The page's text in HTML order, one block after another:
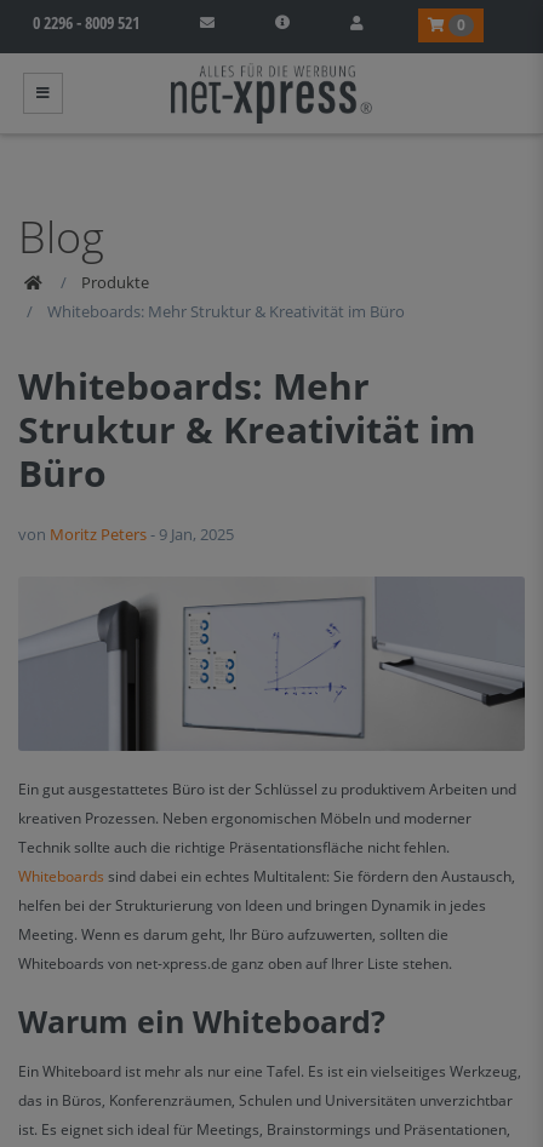
0 2296 - 8009 521 0
Produkte
Whiteboards: Mehr Struktur & Kreativität im Büro
Whiteboards: Mehr
Struktur & Kreativität im
Büro
von Moritz Peters- 9 Jan, 2025
Ein gut ausgestattetes Büro ist der Schlüssel zu produktivem Arbeiten und
kreativen Prozessen. Neben ergonomischen Möbeln und moderner
Technik sollte auch die richtige Präsentationsfläche nicht fehlen.
Whiteboards sind dabei ein echtes Multitalent: Sie fördern den Austausch,
helfen bei der Strukturierung von Ideen und bringen Dynamik in jedes
Meeting. Wenn es darum geht, Ihr Büro aufzuwerten, sollten die
Whiteboards von net-xpress.de ganz oben auf Ihrer Liste stehen.
Warum ein Whiteboard?
Ein Whiteboard ist mehr als nur eine Tafel. Es ist ein vielseitiges Werkzeug,
das in Büros, Konferenzräumen, Schulen und Universitäten unverzichtbar
ist. Es eignet sich ideal für Meetings, Brainstormings und Präsentationen,